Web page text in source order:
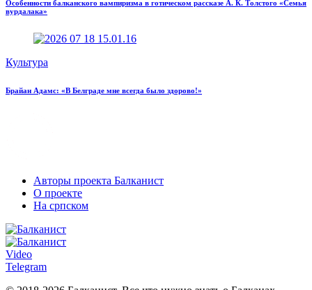
Особенности балканского вампиризма в готическом рассказе А. К. Толстого «Семья
вурдалака»
Культура
Брайан Адамс: «В Белграде мне всегда было здорово!»
Авторы проекта Балканист
О проекте
На српском
Video
Telegram